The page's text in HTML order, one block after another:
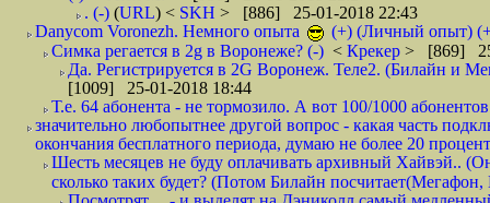
. (-) (URL) < SKH > [886] 25-01-2018 22:43
Danycom Voronezh. Немного опыта
(+) (Личный опыт)
Симка регается в 2g в Воронеже? (-) < Крекер > [869]
Да. Регистрируется в 2G Воронеж. Теле2. (Билайн и
[1009] 25-01-2018 18:44
Т.е. 64 абонента - не тормозило. А вот 100/1000
значительно любопытнее другой вопрос - какая часть
окончания бесплатного периода, думаю не более 20
Шесть месяцев не буду оплачивать архивный Хайвэй..
сколько таких будет? (Потом Билайн